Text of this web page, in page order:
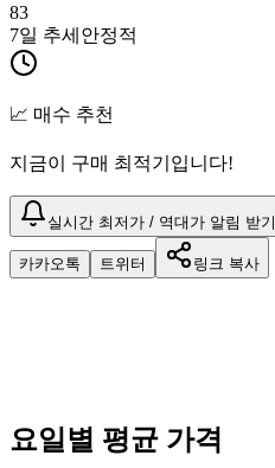
83
7일 추세 안정적
📈 매수 추천
지금이 구매 최적기입니다!
실시간 최저가 / 역대가 알림 받기
카카오톡 트위터 링크 복사
요일별 평균 가격